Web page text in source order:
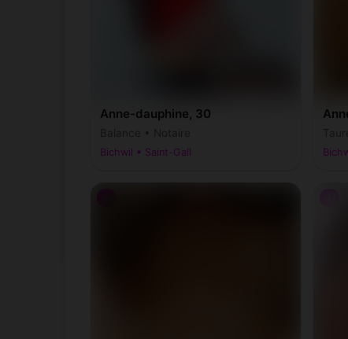
Anne-dauphine, 30
Bichwil • Saint-Gall